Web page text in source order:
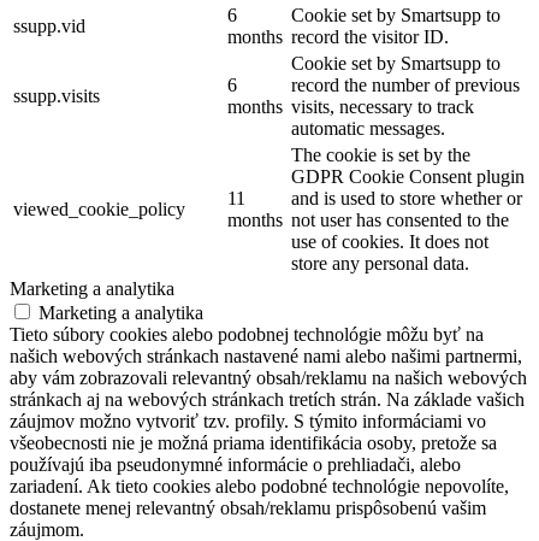
ssupp.vid
6
months
Cookie set by Smartsupp to
record the visitor ID.
ssupp.visits
6
months
Cookie set by Smartsupp to
record the number of previous
visits, necessary to track
automatic messages.
viewed_cookie_policy
11
months
The cookie is set by the
GDPR Cookie Consent plugin
and is used to store whether or
not user has consented to the
use of cookies. It does not
store any personal data.
Marketing a analytika
Marketing a analytika
Tieto súbory cookies alebo podobnej technológie môžu byť na
našich webových stránkach nastavené nami alebo našimi partnermi,
aby vám zobrazovali relevantný obsah/reklamu na našich webových
stránkach aj na webových stránkach tretích strán. Na základe vašich
záujmov možno vytvoriť tzv. profily. S týmito informáciami vo
všeobecnosti nie je možná priama identifikácia osoby, pretože sa
používajú iba pseudonymné informácie o prehliadači, alebo
zariadení. Ak tieto cookies alebo podobné technológie nepovolíte,
dostanete menej relevantný obsah/reklamu prispôsobenú vašim
záujmom.